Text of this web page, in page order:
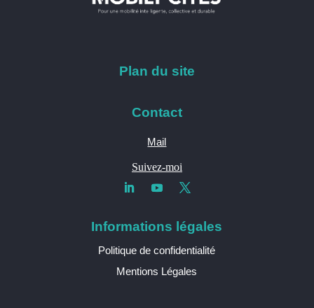
Plan du site
Contact
Mail
Suivez-moi
Informations légales
Politique de confidentialité
Mentions Légales